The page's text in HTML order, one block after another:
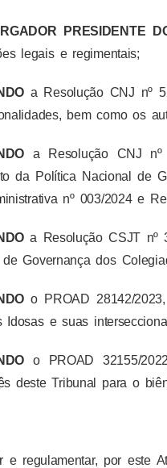
PRESIDENTE
legais e regimentais;
a Resolução CNJ nº
bem como os
a Resolução CNJ nº
da Política Nacional de
nº 003/2024 e
a Resolução CSJT nº
Governança dos
o PROAD 28142/
Idosas e suas
o PROAD 32155/
deste Tribunal para o
e regulamentar, por este